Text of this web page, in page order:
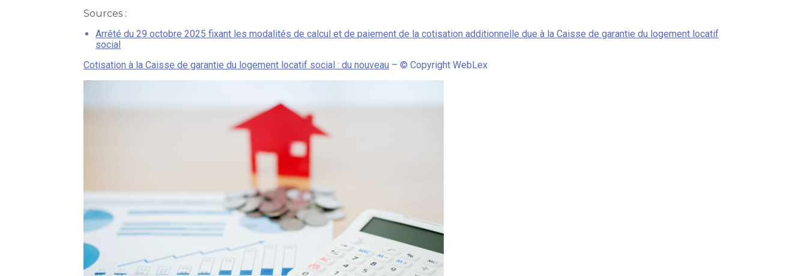
Sources :
Arrêté du 29 octobre 2025 fixant les modalités de calcul et de paiement de la cotisation additionnelle due à la Caisse de garantie du logement locatif
social
Cotisation à la Caisse de garantie du logement locatif social : du nouveau – © Copyright WebLex